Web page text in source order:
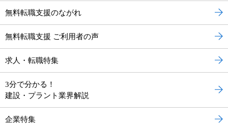
無料転職支援のながれ
無料転職支援 ご利用者の声
求人・転職特集
3分で分かる！
建設・プラント業界解説
企業特集